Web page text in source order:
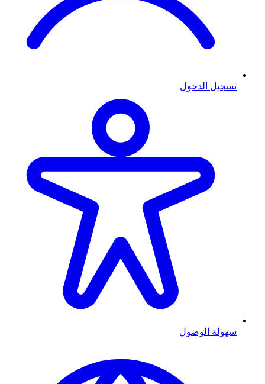
تسجيل الدخول
سهولة الوصول